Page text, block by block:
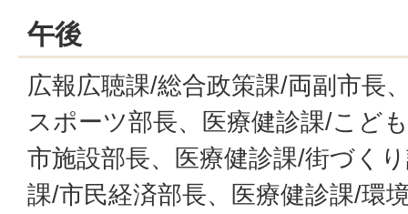
午後
広報広聴課/総合政策課/両副市長
スポーツ部長、医療健診課/こど
市施設部長、医療健診課/街づく
課/市民経済部長、医療健診課/環